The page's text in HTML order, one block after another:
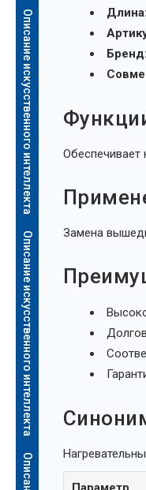
Описание искусственного интеллекта
Описание искусственного интеллекта
Длина:
Бренд:
Обеспечивает
Замена